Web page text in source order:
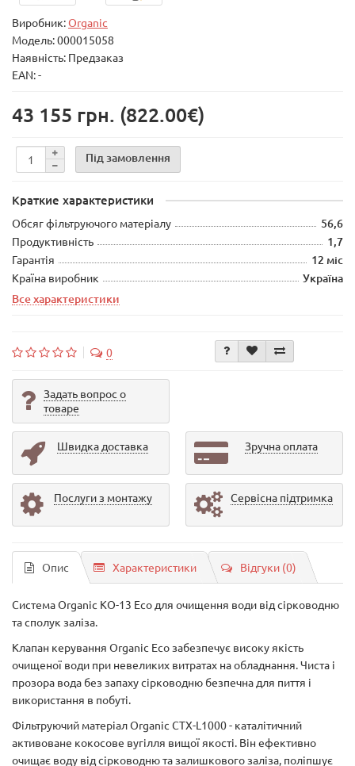
Виробник:Organic
Модель:000015058
Наявність: Предзаказ
EAN: -
43 155 грн. (822.00€)
Під замовлення
Краткие характеристики
Обсяг фільтруючого матеріалу 56,6
Продуктивність 1,7
Гарантія 12 міс
Країна виробник
Україна
Все характеристики
0
Задать вопрос о
товаре
Швидка доставка Зручна оплата
Послуги з монтажу Сервісна підтримка
Опис Характеристики Відгуки (0)
Система Organic KO-13 Eco для очищення води від сірководню
та сполук заліза.
Клапан керування Organic Eco забезпечує високу якість
очищеної води при невеликих витратах на обладнання. Чиста і
прозора вода без запаху сірководню безпечна для пиття і
використання в побуті.
Фільтруючий матеріал Organic CTX-L1000 - каталітичний
активоване кокосове вугілля вищої якості. Він ефективно
очищає воду від сірководню та залишкового заліза, поліпшує